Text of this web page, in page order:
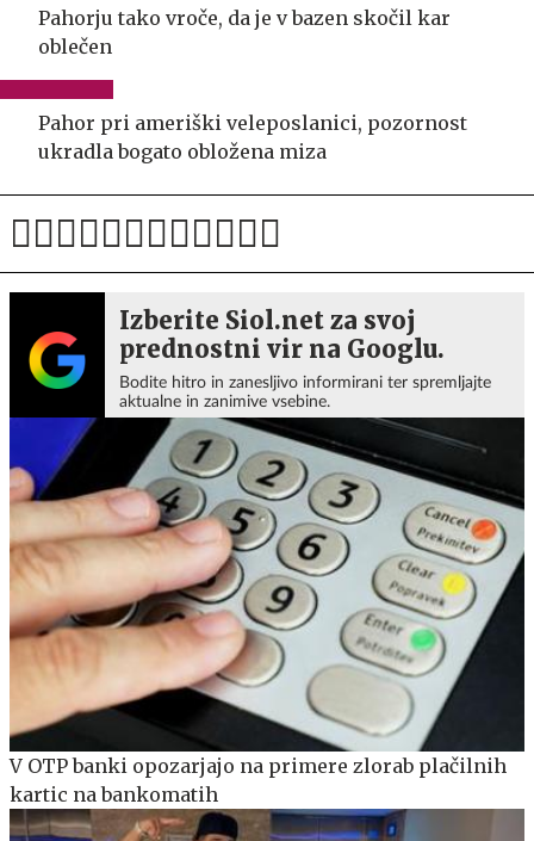
Pahorju tako vroče, da je v bazen skočil kar
oblečen
Pahor pri ameriški veleposlanici, pozornost
ukradla bogato obložena miza
Izberite Siol.net za svoj
prednostni vir na Googlu.
Bodite hitro in zanesljivo informirani ter spremljajte
aktualne in zanimive vsebine.
V OTP banki opozarjajo na primere zlorab plačilnih
kartic na bankomatih